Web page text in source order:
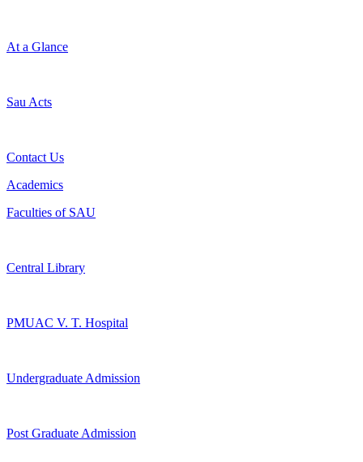
At a Glance
Sau Acts
Contact Us
Academics
Faculties of SAU
Central Library
PMUAC V. T. Hospital
Undergraduate Admission
Post Graduate Admission